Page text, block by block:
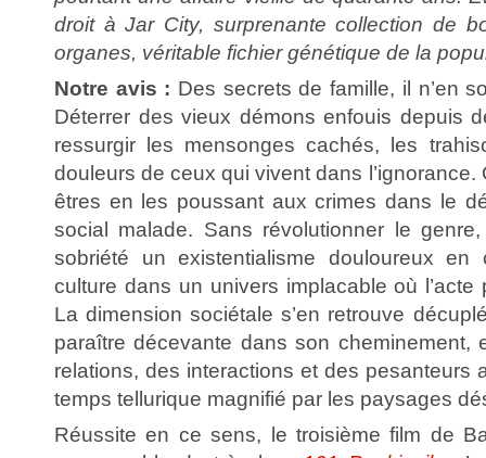
droit à Jar City, surprenante collection de
organes, véritable fichier génétique de la
Notre avis : Des secrets de famille, il n’en
Déterrer des vieux démons enfouis depuis
ressurgir les mensonges cachés, les
douleurs de ceux qui vivent dans l’ignorance.
êtres en les poussant aux crimes dans le
social malade. Sans révolutionner le
sobriété un existentialisme douloureux en
culture dans un univers implacable où l’acte
La dimension sociétale s’en retrouve
paraître décevante dans son
relations, des interactions et des pesanteurs
temps tellurique magnifié par les paysages
Réussite en ce sens, le troisième film de